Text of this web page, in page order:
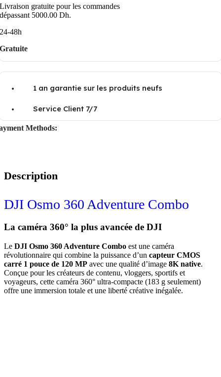
Livraison gratuite pour les commandes
dépassant 5000.00 Dh.
24-48h
Gratuite
1 an garantie sur les produits neufs
Service Client 7/7
Methods:
Description
DJI Osmo 360 Adventure Combo
La caméra 360° la plus avancée de DJI
Le DJI Osmo 360 Adventure Combo est une caméra
révolutionnaire qui combine la puissance d’un capteur CMOS
carré 1 pouce de 120 MP avec une qualité d’image 8K native.
Conçue pour les créateurs de contenu, vloggers, sportifs et
voyageurs, cette caméra 360° ultra-compacte (183 g seulement)
offre une immersion totale et une liberté créative inégalée.